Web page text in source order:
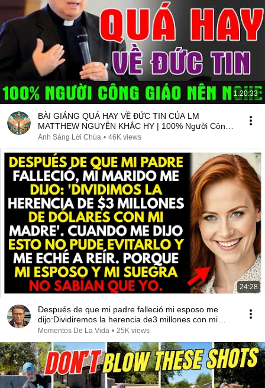
1:20:33
BÀI GIẢNG QUÁ HAY VỀ ĐỨC TIN CỦA LM
MATTHEW NGUYỄN KHẮC HY | 100% Người Công
Giáo Nên Nghe
Ánh Sáng Lời Chúa • 46K views
24:28
Después de que mi padre falleció mi esposo me
dijo:Dividiremos la herencia de3 millones con mi
madre
Momentos De La Vida • 25K views